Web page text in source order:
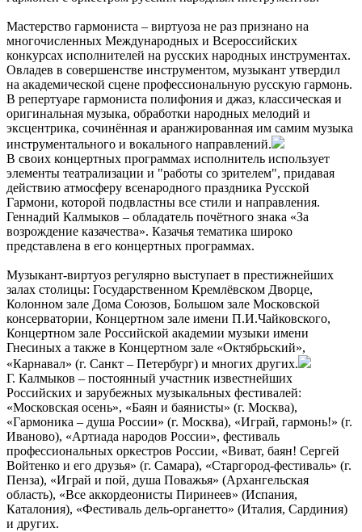
Мастерство гармониста – виртуоза не раз признано на
многочисленных Международных и Всероссийских
конкурсах исполнителей на русских народных инструментах.
Овладев в совершенстве инструментом, музыкант утвердил
на академической сцене профессиональную русскую гармонь.
В репертуаре гармониста полифония и джаз, классическая и
оригинальная музыка, обработки народных мелодий и
эксцентрика, сочинённая и аранжированная им самим музыка
инструментального и вокального направлений.
В своих концертных программах исполнитель использует
элементы театрализации и "работы со зрителем", придавая
действию атмосферу всенародного праздника Русской
Гармони, которой подвластны все стили и направления.
Геннадий Калмыков – обладатель почётного знака «За
возрождение казачества». Казачья тематика широко
представлена в его концертных программах.
Музыкант-виртуоз регулярно выступает в престижнейших
залах столицы: Государственном Кремлёвском Дворце,
Колонном зале Дома Союзов, Большом зале Московской
консерватории, Концертном зале имени П.И.Чайковского,
Концертном зале Российской академии музыки имени
Гнесиных а также в Концертном зале «Октябрьский»,
«Карнавал» (г. Санкт – Петербург) и многих других.
Г. Калмыков – постоянный участник известнейших
Российских и зарубежных музыкальных фестивалей:
«Московская осень», «Баян и баянисты» (г. Москва),
«Гармоника – душа России» (г. Москва), «Играй, гармонь!» (г.
Иваново), «Артиада народов России», фестиваль
профессиональных оркестров России, «Виват, баян! Сергей
Войтенко и его друзья» (г. Самара), «Старгород-фестиваль» (г.
Пенза), «Играй и пой, душа Поважья» (Архангельская
область), «Все аккордеонисты Пиринеев» (Испания,
Каталония), «Фестиваль дель-органетто» (Италия, Сардиния)
и других.